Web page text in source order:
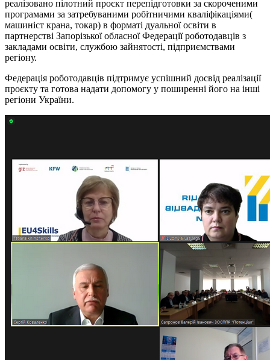
реалізовано пілотний проєкт перепідготовки за скороченими
програмами за затребуваними робітничими кваліфікаціями(
машиніст крана, токар) в форматі дуальної освіти в
партнерстві Запорізької обласної Федерації роботодавців з
закладами освіти, службою зайнятості, підприємствами
регіону.
Федерація роботодавців підтримує успішний досвід реалізації
проєкту та готова надати допомогу у поширенні його на інші
регіони України.